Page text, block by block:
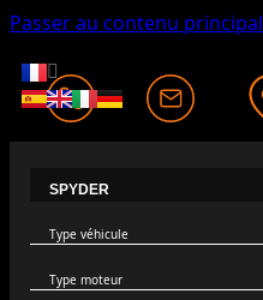
Passer au contenu principal
SPYDER
Type véhicule
Type moteur